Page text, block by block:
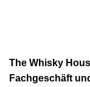
The Whisky
Fachgeschäft